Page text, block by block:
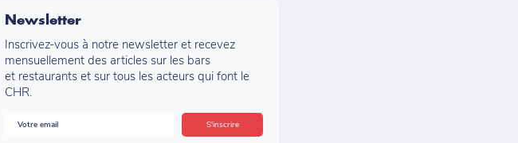
Newsletter
Inscrivez-vous à notre newsletter et recevez
mensuellement des articles sur les bars
et restaurants et sur tous les acteurs qui font le
CHR.